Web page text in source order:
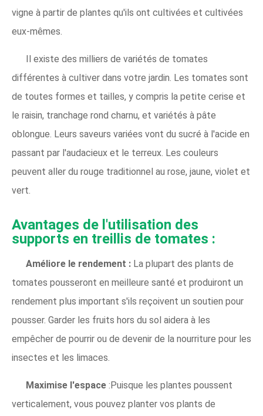
vigne à partir de plantes qu'ils ont cultivées et cultivées
eux-mêmes.
Il existe des milliers de variétés de tomates
différentes à cultiver dans votre jardin. Les tomates sont
de toutes formes et tailles, y compris la petite cerise et
le raisin, tranchage rond charnu, et variétés à pâte
oblongue. Leurs saveurs variées vont du sucré à l'acide en
passant par l'audacieux et le terreux. Les couleurs
peuvent aller du rouge traditionnel au rose, jaune, violet et
vert.
Avantages de l'utilisation des
supports en treillis de tomates :
Améliore le rendement : La plupart des plants de
tomates pousseront en meilleure santé et produiront un
rendement plus important s'ils reçoivent un soutien pour
pousser. Garder les fruits hors du sol aidera à les
empêcher de pourrir ou de devenir de la nourriture pour les
insectes et les limaces.
Maximise l'espace :Puisque les plantes poussent
verticalement, vous pouvez planter vos plants de